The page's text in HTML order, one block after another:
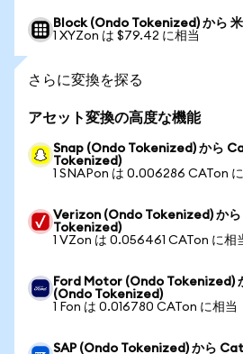
Block (Ondo Tokenized) から
1 XYZon は $79.42 に相当
さらに変換を探る
アセット変換の高度な機能
Snap (Ondo Tokenized) から
Tokenized)
1 SNAPon は 0.006286 CATon
Verizon (Ondo Tokenized) か
Tokenized)
1 VZon は 0.056461 CATon に相
Ford Motor (Ondo Tokenized)
(Ondo Tokenized)
1 Fon は 0.016780 CATon に相当
SAP (Ondo Tokenized) から